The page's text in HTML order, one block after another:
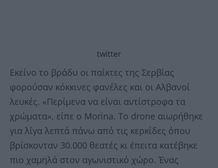
twitter
Εκείνο το βράδυ οι παίκτες της Σερβίας
φορούσαν κόκκινες φανέλες και οι Αλβανοί
λευκές. «Περίμενα να είναι αντίστροφα τα
χρώματα», είπε ο Morina. Το drone αιωρήθηκε
για λίγα λεπτά πάνω από τις κερκίδες όπου
βρίσκονταν 30.000 θεατές κι έπειτα κατέβηκε
πιο χαμηλά στον αγωνιστικό χώρο. Ένας